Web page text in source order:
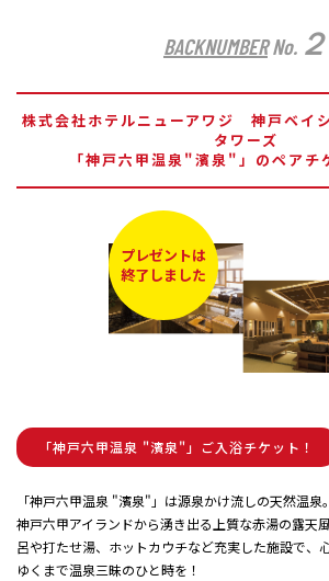
BACKNUMBERNo. ２
株式会社ホテルニューアワジ 神戸ベイ
タワーズ
「神戸六甲温泉"濱泉"」のペアチ
プレゼントは
終了しました
「神戸六甲温泉 "濱泉"」ご入浴チケット！
「神戸六甲温泉 "濱泉"」は源泉かけ流しの天然温泉。
神戸六甲アイランドから湧き出る上質な赤湯の露天
呂や打たせ湯、ホットカウチなど充実した施設で、
ゆくまで温泉三昧のひと時を！